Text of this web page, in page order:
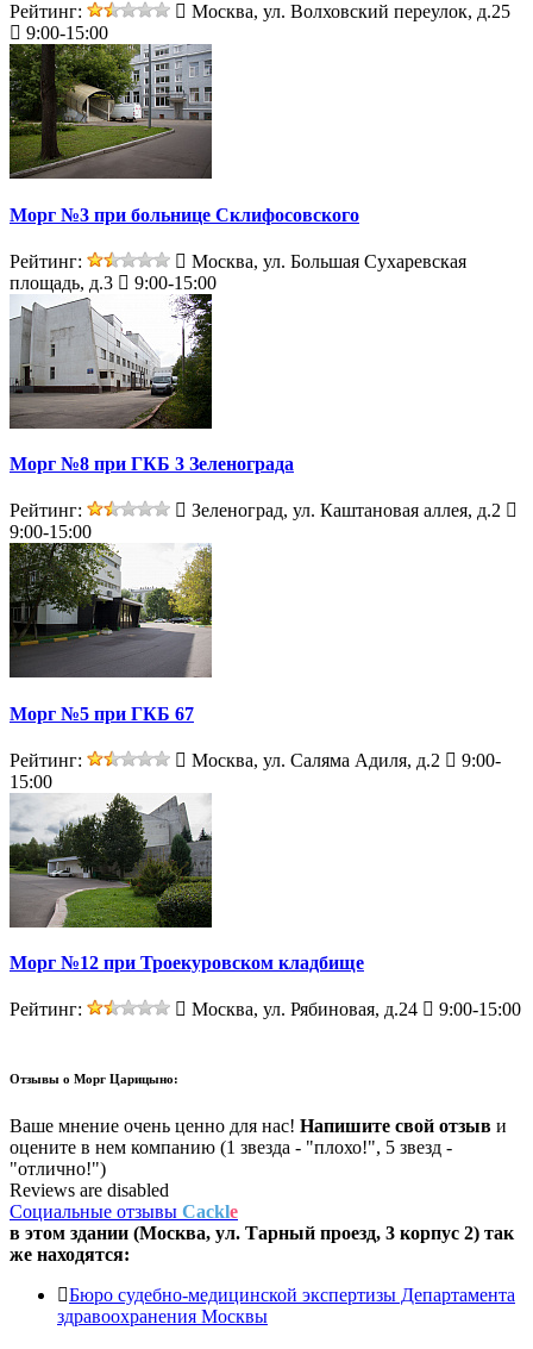
Рейтинг:
Москва, ул. Волховский переулок, д.25
9:00-15:00
Морг №3 при больнице Склифосовского
Рейтинг:
Москва, ул. Большая Сухаревская
площадь, д.3
9:00-15:00
Морг №8 при ГКБ 3 Зеленограда
Рейтинг:
Зеленоград, ул. Каштановая аллея, д.2
9:00-15:00
Морг №5 при ГКБ 67
Рейтинг: Москва, ул. Саляма Адиля, д.2
9:00-
15:00
Морг №12 при Троекуровском кладбище
Рейтинг: Москва, ул. Рябиновая, д.24 9:00-15:00
Отзывы о Морг Царицыно:
Ваше мнение очень ценно для нас! Напишите свой отзыв и
оцените в нем компанию (1 звезда - "плохо!", 5 звезд -
"отлично!")
Reviews are disabled
Социальные отзывы Cackle
в этом здании (Москва, ул. Тарный проезд, 3 корпус 2) так
же находятся:
Бюро судебно-медицинской экспертизы Департамента
здравоохранения Москвы